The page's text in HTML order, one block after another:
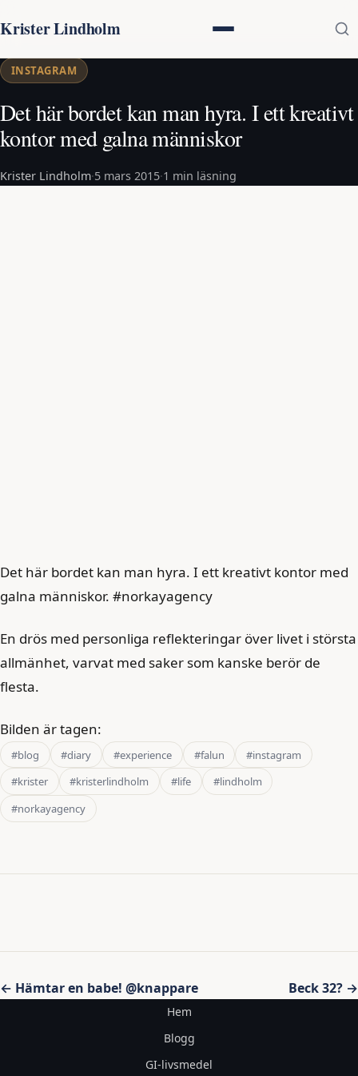
Krister Lindholm
INSTAGRAM
Det här bordet kan man hyra. I ett kreativt
kontor med galna människor
Krister Lindholm·5 mars 2015·1 min läsning
Det här bordet kan man hyra. I ett kreativt kontor med
galna människor. #norkayagency
En drös med personliga reflekteringar över livet i största
allmänhet, varvat med saker som kanske berör de
flesta.
Bilden är tagen:
#blog #diary #experience #falun
#instagram
#krister
#kristerlindholm #life
#lindholm
#norkayagency
Inläggsnavigering
← Hämtar en babe! @knappare Beck 32? →
Hem
Blogg
GI-livsmedel